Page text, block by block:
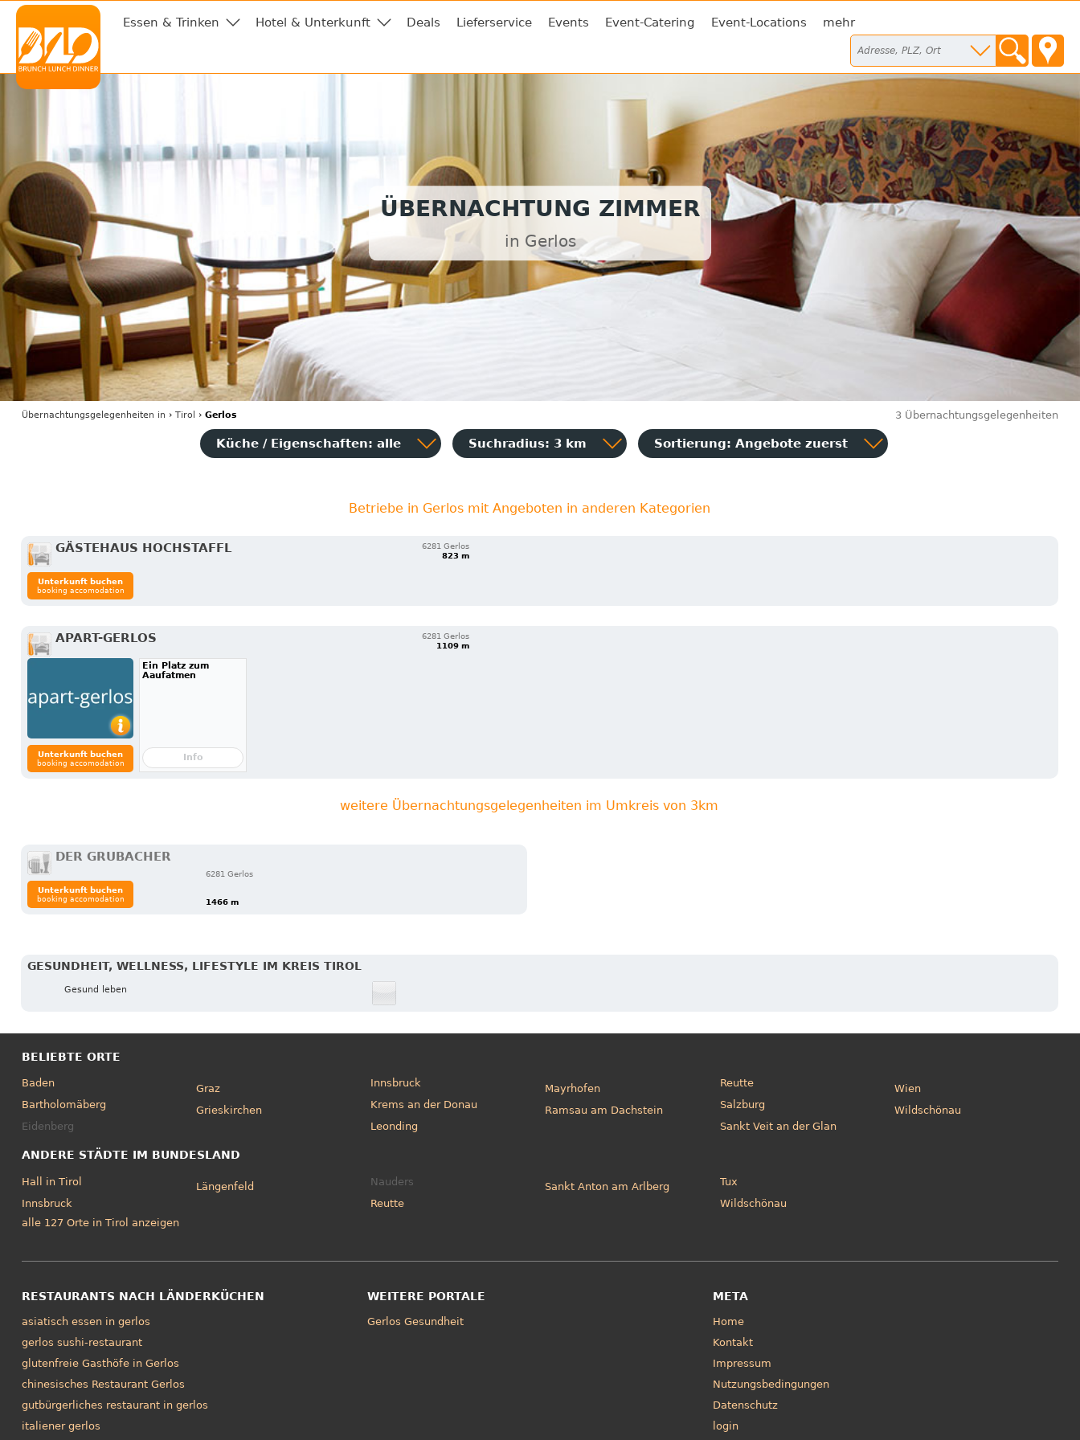
Essen & Trinken Hotel & Unterkunft Deals Lieferservice Events Event-Catering Event-Locations mehr
ÜBERNACHTUNG ZIMMER
in Gerlos
Übernachtungsgelegenheiten in › Tirol › Gerlos 3 Übernachtungsgelegenheiten
Küche / Eigenschaften: alle Suchradius: 3 km Sortierung: Angebote zuerst
Betriebe in Gerlos mit Angeboten in anderen Kategorien
GÄSTEHAUS HOCHSTAFFL
6281 Gerlos
823 m
Unterkunft buchen
booking accomodation
APART-GERLOS
6281 Gerlos
1109 m
Unterkunft buchen
booking accomodation
Ein Platz zum
Aaufatmen
Info
weitere Übernachtungsgelegenheiten im Umkreis von 3km
DER GRUBACHER
6281 Gerlos
1466 m
Unterkunft buchen
booking accomodation
GESUNDHEIT, WELLNESS, LIFESTYLE IM KREIS TIROL
Gesund leben
BELIEBTE ORTE
Baden
Bartholomäberg
Eidenberg
Graz
Grieskirchen
Innsbruck
Krems an der Donau
Leonding
Mayrhofen
Ramsau am Dachstein
Reutte
Salzburg
Sankt Veit an der Glan
Wien
Wildschönau
ANDERE STÄDTE IM BUNDESLAND
Hall in Tirol
Innsbruck
Längenfeld
Nauders
Reutte
Sankt Anton am Arlberg
Tux
Wildschönau
alle 127 Orte in Tirol anzeigen
RESTAURANTS NACH LÄNDERKÜCHEN
asiatisch essen in gerlos
gerlos sushi-restaurant
glutenfreie Gasthöfe in Gerlos
chinesisches Restaurant Gerlos
gutbürgerliches restaurant in gerlos
italiener gerlos
WEITERE PORTALE
Gerlos Gesundheit
META
Home
Kontakt
Impressum
Nutzungsbedingungen
Datenschutz
login